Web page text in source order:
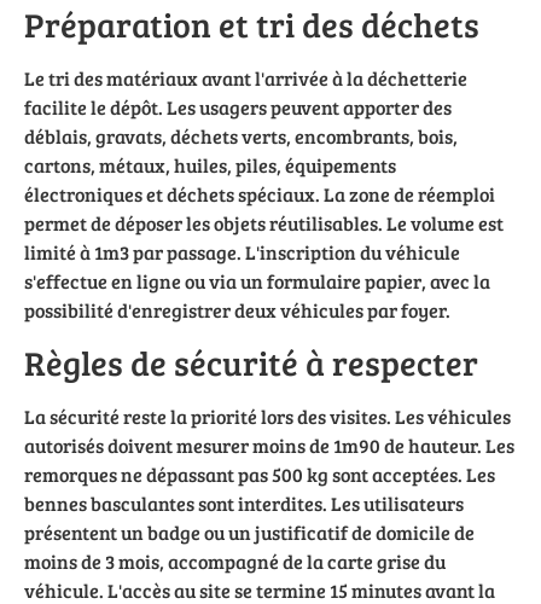
Préparation et tri des déchets
Le tri des matériaux avant l'arrivée à la déchetterie
facilite le dépôt. Les usagers peuvent apporter des
déblais, gravats, déchets verts, encombrants, bois,
cartons, métaux, huiles, piles, équipements
électroniques et déchets spéciaux. La zone de réemploi
permet de déposer les objets réutilisables. Le volume est
limité à 1m3 par passage. L'inscription du véhicule
s'effectue en ligne ou via un formulaire papier, avec la
possibilité d'enregistrer deux véhicules par foyer.
Règles de sécurité à respecter
La sécurité reste la priorité lors des visites. Les véhicules
autorisés doivent mesurer moins de 1m90 de hauteur. Les
remorques ne dépassant pas 500 kg sont acceptées. Les
bennes basculantes sont interdites. Les utilisateurs
présentent un badge ou un justificatif de domicile de
moins de 3 mois, accompagné de la carte grise du
véhicule. L'accès au site se termine 15 minutes avant la